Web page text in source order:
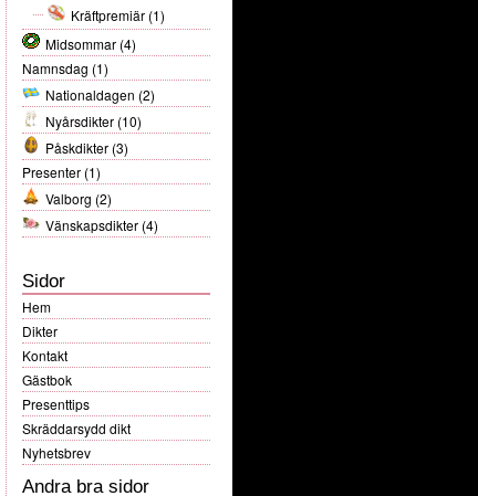
Kräftpremiär (1)
Midsommar (4)
Namnsdag (1)
Nationaldagen (2)
Nyårsdikter (10)
Påskdikter (3)
Presenter (1)
Valborg (2)
Vänskapsdikter (4)
Sidor
Hem
Dikter
Kontakt
Gästbok
Presenttips
Skräddarsydd dikt
Nyhetsbrev
Andra bra sidor